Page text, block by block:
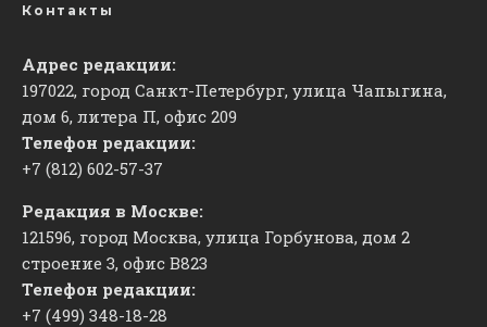
Контакты
Адрес редакции:
197022, город Санкт-Петербург, улица Чапыгина,
дом 6, литера П, офис 209
Телефон редакции:
+7 (812) 602-57-37
Редакция в Москве:
121596, город Москва, улица Горбунова, дом 2
строение 3, офис ​В823
Телефон редакции:
+7 (499) 348-18-28